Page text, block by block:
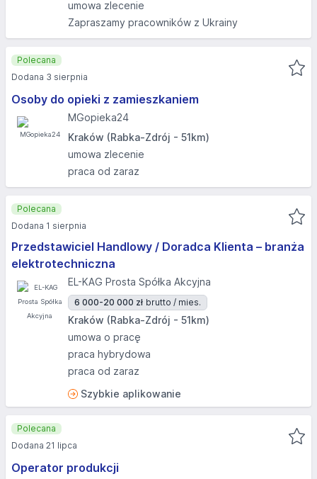
umowa zlecenie
Zapraszamy pracowników z Ukrainy
Osoby do opieki z zamieszkaniem
MGopieka24
Kraków (Rabka-Zdrój - 51km)
umowa zlecenie
praca od zaraz
Polecana
Dodana 3 sierpnia
Przedstawiciel Handlowy / Doradca Klienta – branża
elektrotechniczna
EL-KAG Prosta Spółka Akcyjna
6 000-20 000 zł brutto / mies.
Kraków (Rabka-Zdrój - 51km)
umowa o pracę
praca hybrydowa
praca od zaraz
Szybkie aplikowanie
Polecana
Dodana 1 sierpnia
Operator produkcji
Polecana
Dodana 21 lipca